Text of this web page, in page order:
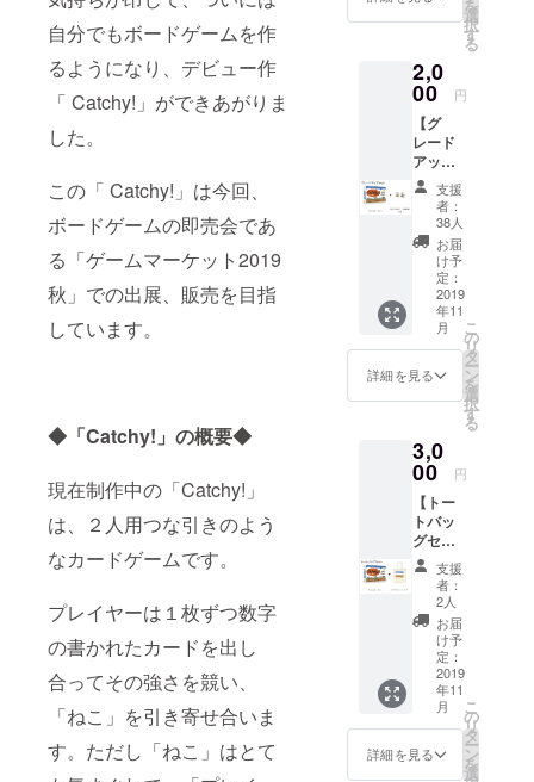
自分でもボードゲームを作
るようになり、デビュー作
「 Catchy!」ができあがりま
した。
この「 Catchy!」は今回、
ボードゲームの即売会であ
る「ゲームマーケット2019
秋」での出展、販売を目指
しています。
◆「Catchy!」の概要◆
現在制作中の「Catchy!」
は、２人用つな引きのよう
なカードゲームです。
プレイヤーは１枚ずつ数字
の書かれたカードを出し
合ってその強さを競い、
「ねこ」を引き寄せ合いま
す。ただし「ねこ」はとて
ブース
へお届
ことも
可能で
す。リ
ターン
を選択
後、備
考欄に
「①出
展ブー
ス名、
②お届
け希望
日時、
③受け
取り予
定の方
のお名
さい。
お届け
できな
かった
場合
は、後
日郵送
いたし
ます
を
選
択
す
る
2,0
00 円
【グ
レード
アップ
セッ
ト】
「Catc
hy!」1
セット
+ スペ
シャル
ネコ型
得点コ
マ（磁
器製）2
個 ※コ
マは色
お届け
します
（色の
指定は
できま
せ
ん）。
※ゲーム
マー
ケット
に出展
される
方は、
当日、
直接
ブース
へお届
支援
者：
38人
お届
け予
定：
2019
年11
月
詳細を見る
こ
の
リ
タ
ー
ン
を
選
択
す
る
3,0
00 円
【トー
トバッ
グセッ
ト】
「Catc
hy!」 1
セット
+ オリ
ジナル
トート
バッグ
（ボー
ドゲー
ムも入
るサイ
支援
者：
2人
お届
け予
定：
2019
年11
月
詳細を見る
こ
の
リ
タ
ー
ン
を
選